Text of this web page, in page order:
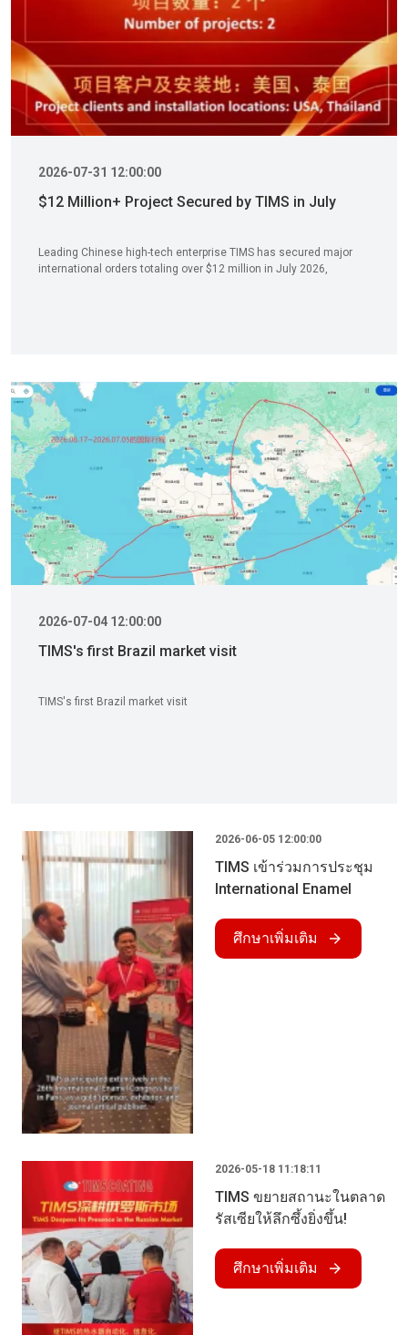
2026-07-31 12:00:00
$12 Million+ Project Secured by TIMS in July
Leading Chinese high-tech enterprise TIMS has secured major
international orders totaling over $12 million in July 2026,
automated enamel and coating equipment.
2026-07-04 12:00:00
TIMS's first Brazil market visit
TIMS's first Brazil market visit
2026-06-05 12:00:00
TIMS เข้าร่วมการประชุม
International Enamel
เรียบร้อยแล้ว
ศึกษาเพิ่มเติม
2026-05-18 11:18:11
TIMS ขยายสถานะในตลาด
รัสเซียให้ลึกซึ้งยิ่งขึ้น!
ศึกษาเพิ่มเติม